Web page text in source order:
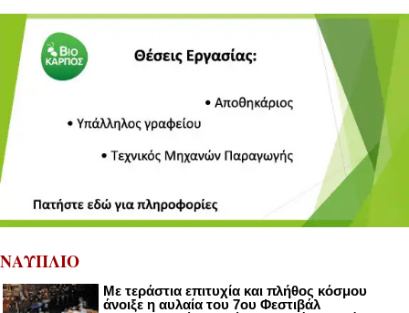
ΝΑΥΠΛΙΟ
Με τεράστια επιτυχία και πλήθος κόσμου
άνοιξε η αυλαία του 7ου Φεστιβάλ